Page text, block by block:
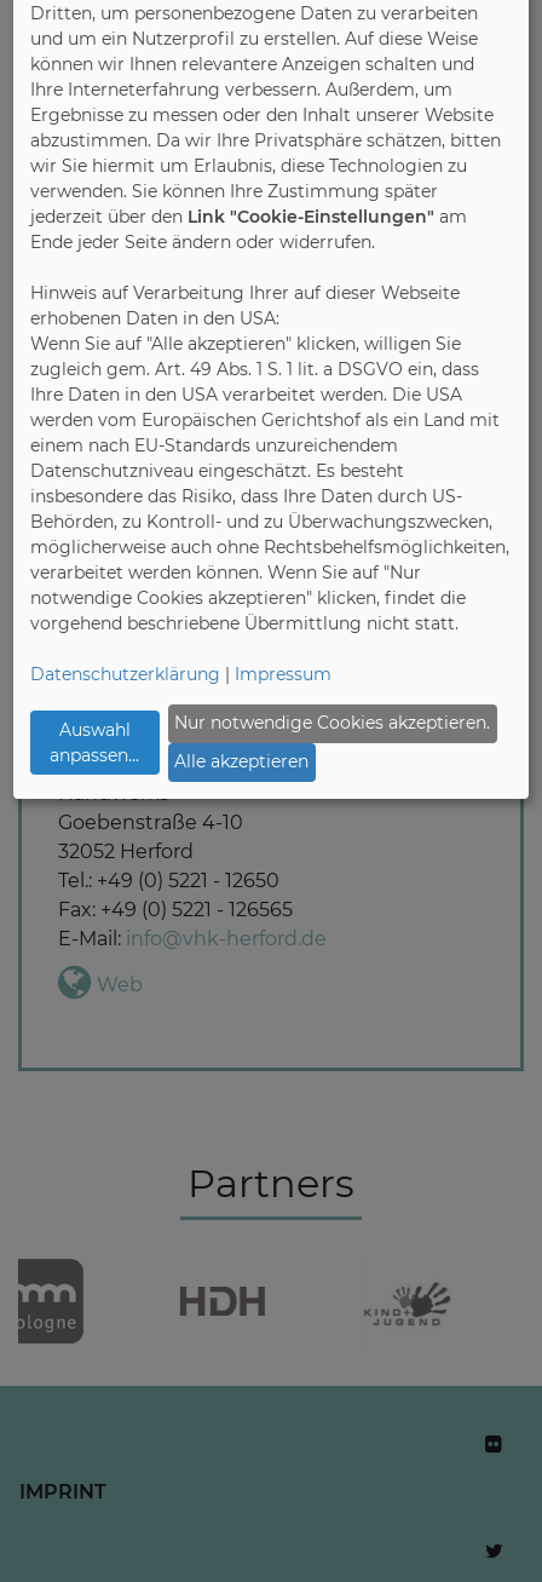
The Fachverband Serienmöbelbetriebe des
association which at the same time
performs the tasks and functions of a state
association of the serial furniture trade in
the Fachverband Holz- und Kunststoff, the
state guild association of the carpentry
trade in North Rhine-Westphalia. As
members the enterprises of the series
furniture handicraft, which are registered in
the handicraft role and registered in the
responsible specialized guilds wood and
plastic and which have their seat in the
federation area of the professional
association wood and plastic North Rhine-
Westphalia, are led.
Fachverband Serienmöbelbetriebe des
Handwerks
Goebenstraße 4-10
32052 Herford
Tel.: +49 (0) 5221 - 12650
Fax: +49 (0) 5221 - 126565
E-Mail: info@vhk-herford.de
Web
Partners
IMPRINT
Dritten, um personenbezogene Daten zu verarbeiten
und um ein Nutzerprofil zu erstellen. Auf diese Weise
können wir Ihnen relevantere Anzeigen schalten und
Ihre Interneterfahrung verbessern. Außerdem, um
Ergebnisse zu messen oder den Inhalt unserer Website
abzustimmen. Da wir Ihre Privatsphäre schätzen, bitten
wir Sie hiermit um Erlaubnis, diese Technologien zu
verwenden. Sie können Ihre Zustimmung später
jederzeit über den Link "Cookie-Einstellungen" am
Ende jeder Seite ändern oder widerrufen.
Hinweis auf Verarbeitung Ihrer auf dieser Webseite
erhobenen Daten in den USA:
Wenn Sie auf "Alle akzeptieren" klicken, willigen Sie
zugleich gem. Art. 49 Abs. 1 S. 1 lit. a DSGVO ein, dass
Ihre Daten in den USA verarbeitet werden. Die USA
werden vom Europäischen Gerichtshof als ein Land mit
einem nach EU-Standards unzureichendem
Datenschutzniveau eingeschätzt. Es besteht
insbesondere das Risiko, dass Ihre Daten durch US-
Behörden, zu Kontroll- und zu Überwachungszwecken,
möglicherweise auch ohne Rechtsbehelfsmöglichkeiten,
verarbeitet werden können. Wenn Sie auf "Nur
notwendige Cookies akzeptieren" klicken, findet die
vorgehend beschriebene Übermittlung nicht statt.
Datenschutzerklärung | Impressum
Auswahl
anpassen...
Nur notwendige Cookies akzeptieren.
Alle akzeptieren